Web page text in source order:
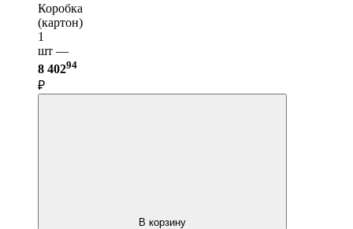
Коробка
(картон)
1
шт —
8 40294
₽
В корзину